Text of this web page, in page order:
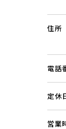
住所
電話
定休
営業